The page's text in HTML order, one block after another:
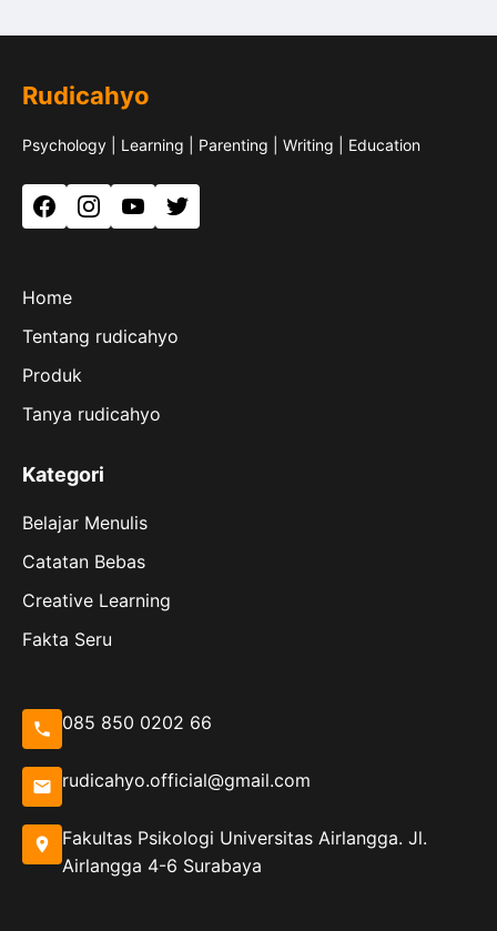
Rudicahyo
Psychology | Learning | Parenting | Writing | Education
FacebookInstagramYouTubeTwitter
Home
Tentang rudicahyo
Produk
Tanya rudicahyo
Kategori
Belajar Menulis
Catatan Bebas
Creative Learning
Fakta Seru
085 850 0202 66
rudicahyo.official@gmail.com
Fakultas Psikologi Universitas Airlangga. Jl.
Airlangga 4-6 Surabaya